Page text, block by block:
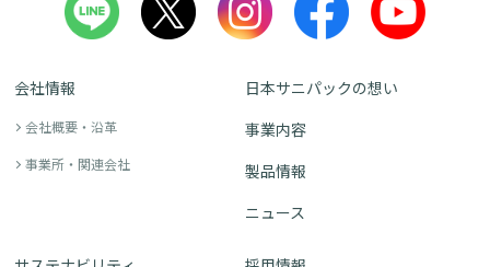
会社情報
会社概要・沿革
事業所・関連会社
日本サニパックの想い
事業内容
製品情報
ニュース